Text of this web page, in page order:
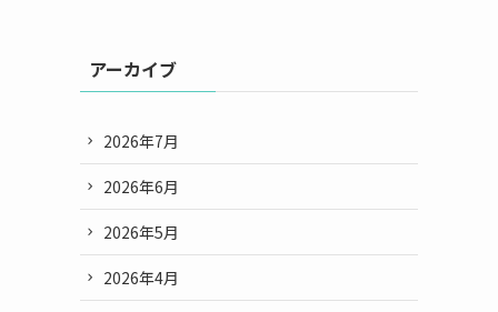
アーカイブ
2026年7月
2026年6月
2026年5月
2026年4月